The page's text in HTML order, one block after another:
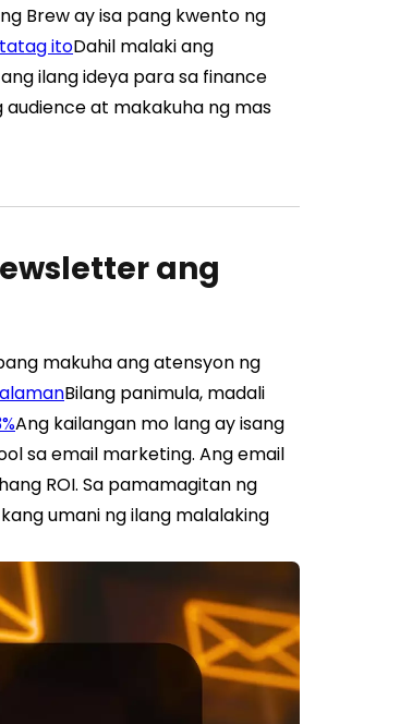
Brew ay isa pang kwento ng
itoDahil malaki ang
ilang ideya para sa finance
at makakuha ng mas
ang
makuha ang atensyon ng
Bilang panimula, madali
Ang kailangan mo lang ay isang
sa email marketing. Ang email
ROI. Sa pamamagitan ng
umani ng ilang malalaking